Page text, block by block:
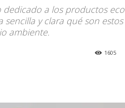
dedicado a los productos eco
y clara qué son estos
ambiente.
1605